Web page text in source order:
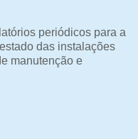
periódicos para a
das instalações
manutenção e